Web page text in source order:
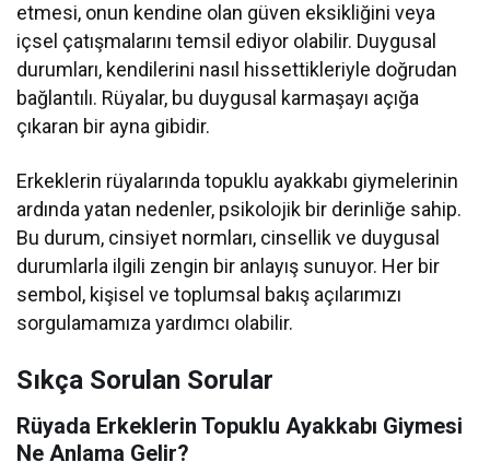
etmesi, onun kendine olan güven eksikliğini veya
içsel çatışmalarını temsil ediyor olabilir. Duygusal
durumları, kendilerini nasıl hissettikleriyle doğrudan
bağlantılı. Rüyalar, bu duygusal karmaşayı açığa
çıkaran bir ayna gibidir.
Erkeklerin rüyalarında topuklu ayakkabı giymelerinin
ardında yatan nedenler, psikolojik bir derinliğe sahip.
Bu durum, cinsiyet normları, cinsellik ve duygusal
durumlarla ilgili zengin bir anlayış sunuyor. Her bir
sembol, kişisel ve toplumsal bakış açılarımızı
sorgulamamıza yardımcı olabilir.
Sıkça Sorulan Sorular
Rüyada Erkeklerin Topuklu Ayakkabı Giymesi
Ne Anlama Gelir?